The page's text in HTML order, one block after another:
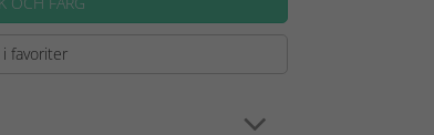
favoriter